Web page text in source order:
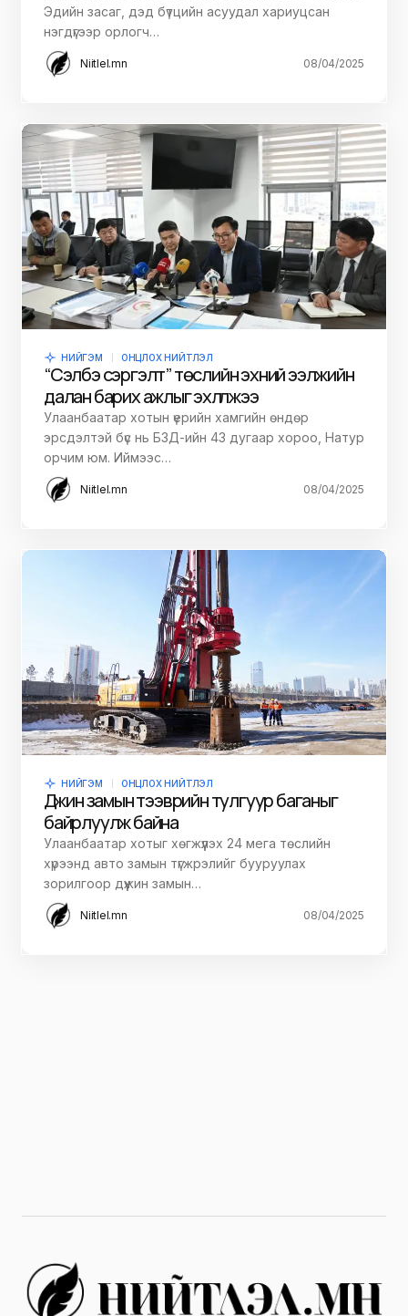
Эдийн засаг, дэд бүтцийн асуудал хариуцсан
нэгдүгээр орлогч…
Niitlel.mn 08/04/2025
НИЙГЭМ ОНЦЛОХ НИЙТЛЭЛ
“Сэлбэ сэргэлт” төслийн эхний ээлжийн
далан барих ажлыг эхлүүлжээ
Улаанбаатар хотын үерийн хамгийн өндөр
эрсдэлтэй бүс нь БЗД-ийн 43 дугаар хороо, Натур
орчим юм. Иймээс…
Niitlel.mn 08/04/2025
НИЙГЭМ ОНЦЛОХ НИЙТЛЭЛ
Дүүжин замын тээврийн тулгуур баганыг
байрлуулж байна
Улаанбаатар хотыг хөгжүүлэх 24 мега төслийн
хүрээнд авто замын түгжрэлийг бууруулах
зорилгоор дүүжин замын…
Niitlel.mn 08/04/2025